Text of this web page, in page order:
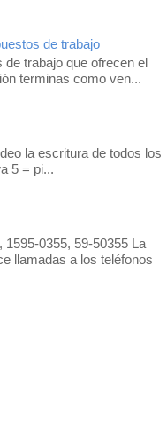
de trabajo
trabajo que ofrecen el
terminas como ven...
la escritura de todos los
5 = pi...
0355, 59-50355 La
llamadas a los teléfonos